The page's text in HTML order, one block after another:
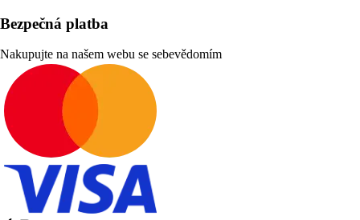
Bezpečná platba
Nakupujte na našem webu se sebevědomím